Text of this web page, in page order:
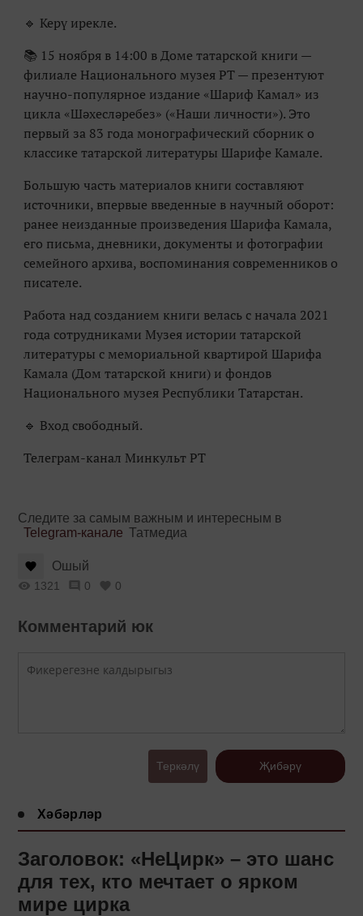
🔹️ Керү ирекле.
📚 15 ноября в 14:00 в Доме татарской книги —
филиале Национального музея РТ — презентуют
научно-популярное издание «Шариф Камал» из
цикла «Шәхесләребез» («Наши личности»). Это
первый за 83 года монографический сборник о
классике татарской литературы Шарифе Камале.
Большую часть материалов книги составляют
источники, впервые введенные в научный оборот:
ранее неизданные произведения Шарифа Камала,
его письма, дневники, документы и фотографии
семейного архива, воспоминания современников о
писателе.
Работа над созданием книги велась с начала 2021
года сотрудниками Музея истории татарской
литературы с мемориальной квартирой Шарифа
Камала (Дом татарской книги) и фондов
Национального музея Республики Татарстан.
🔹️ Вход свободный.
Телеграм-канал Минкульт РТ
Следите за самым важным и интересным в
Telegram-канале Татмедиа
Ошый
1321 0 0
Комментарий юк
Теркәлү Җибәрү
Хәбәрләр
Заголовок: «НеЦирк» – это шанс
для тех, кто мечтает о ярком
мире цирка